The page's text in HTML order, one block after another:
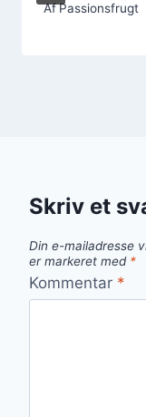
AfPassionsfrugt
Skriv et
Din e-mailadresse
er markeret med *
Kommentar *